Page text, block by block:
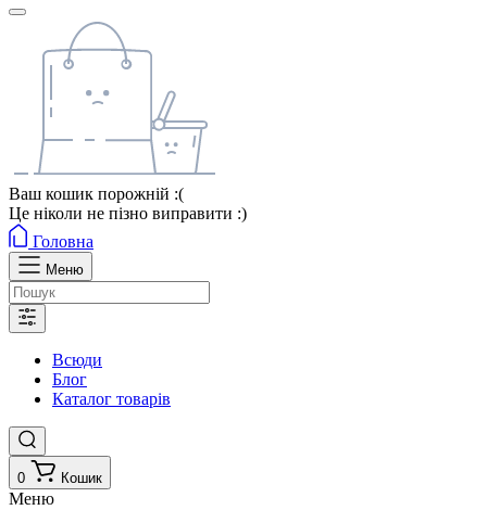
Ваш кошик порожній :(
Це ніколи не пізно виправити :)
Головна
Меню
Всюди
Блог
Каталог товарів
0 Кошик
Меню